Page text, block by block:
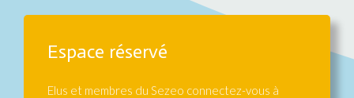
Espace réservé
Elus et membres du Sezeo connectez-vous à